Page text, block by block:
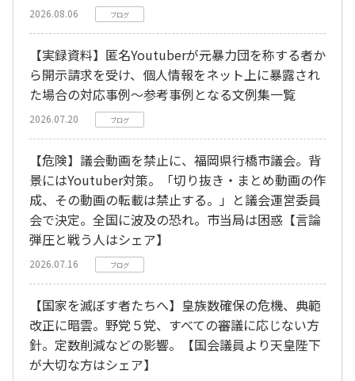
2026.08.06 ブログ
【実録資料】匿名Youtuberが元暴力団を称する者か
ら開示請求を受け、個人情報をネット上に暴露され
た場合の対応事例～参考事例となる文例集一覧
2026.07.20 ブログ
【危険】議会動画を禁止に、福岡県行橋市議会。背
景にはYoutuber対策。「切り抜き・まとめ動画の作
成、その動画の転載は禁止する。」と議会運営委員
会で決定。全国に波及の恐れ。市当局は困惑【言論
弾圧と戦う人はシェア】
2026.07.16 ブログ
【国家を滅ぼす者たちへ】皇族数確保の危機、典範
改正に暗雲。野党５党、すべての審議に応じない方
針。定数削減などの影響。【国会議員より天皇陛下
が大切な方はシェア】